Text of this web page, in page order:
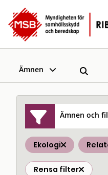
Ämnen
Ämnen och
Ekologi
Rensa filter